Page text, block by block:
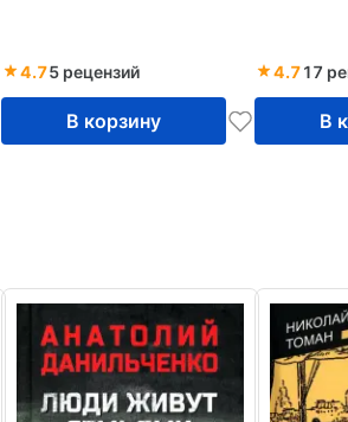
4.75 рецензий
В корзину
4.717
В